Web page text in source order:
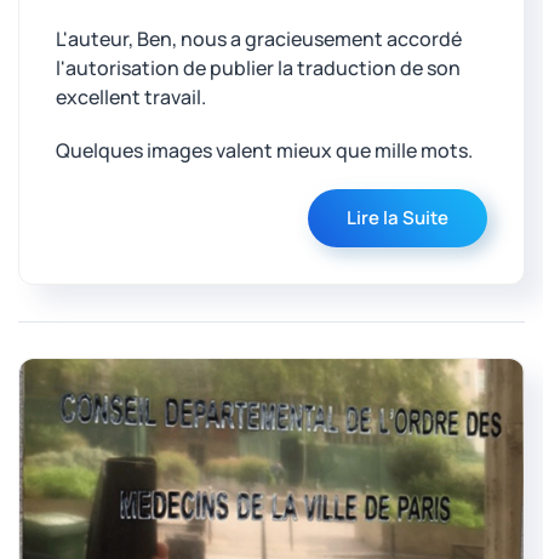
L'auteur, Ben, nous a gracieusement accordé
l'autorisation de publier la traduction de son
excellent travail.
Quelques images valent mieux que mille mots.
Lire la Suite